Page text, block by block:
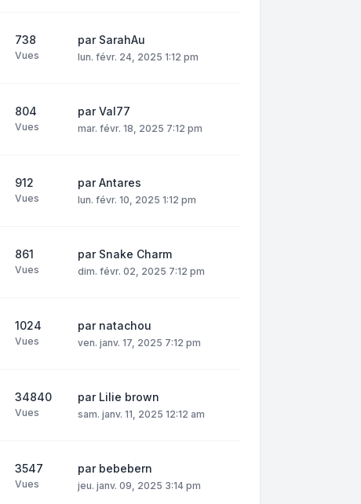
738
Vues
par SarahAu
lun. févr. 24, 2025 1:12 pm
804
Vues
parVal77
mar. févr. 18, 2025 7:12 pm
912
Vues
parAntares
lun. févr. 10, 2025 1:12 pm
861
Vues
par Snake Charm
dim. févr. 02, 2025 7:12 pm
1024
Vues
par natachou
ven. janv. 17, 2025 7:12 pm
34840
Vues
par Lilie brown
sam. janv. 11, 2025 12:12 am
3547
Vues
par bebebern
jeu. janv. 09, 2025 3:14 pm